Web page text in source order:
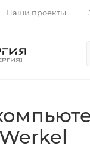
Наши проекты